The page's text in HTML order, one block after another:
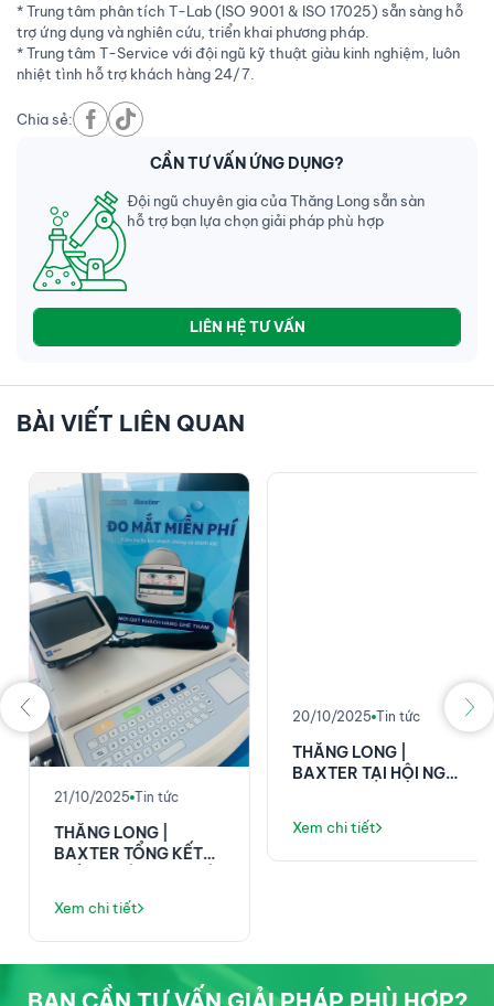
* Trung tâm phân tích T-Lab (ISO 9001 & ISO 17025) sẵn sàng hỗ
trợ ứng dụng và nghiên cứu, triển khai phương pháp.
* Trung tâm T-Service với đội ngũ kỹ thuật giàu kinh nghiệm, luôn
nhiệt tình hỗ trợ khách hàng 24/7.
Chia sẻ:
CẦN TƯ VẤN ỨNG DỤNG?
Đội ngũ chuyên gia của Thăng Long sẵn sàn
hỗ trợ bạn lựa chọn giải pháp phù hợp
LIÊN HỆ TƯ VẤN
BÀI VIẾT LIÊN QUAN
21/10/2025 Tin tức
THĂNG LONG |
BAXTER TỔNG KẾT
NGHỊ KHOA HỌC ĐIỀU
DƯỠNG PHENIKAA!
Xem chi tiết
20/10/2025 Tin tức
THĂNG LONG |
BAXTER TẠI HỘI NGHỊ
Xem chi tiết